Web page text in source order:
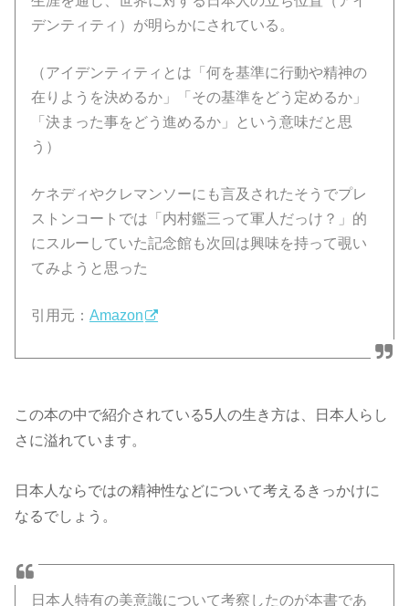
デンティティ）が明らかにされている。
（アイデンティティとは「何を基準に行動や精神の
在りようを決めるか」「その基準をどう定めるか」
「決まった事をどう進めるか」という意味だと思
う）
ケネディやクレマンソーにも言及されたそうでプレ
ストンコートでは「内村鑑三って軍人だっけ？」的
にスルーしていた記念館も次回は興味を持って覗い
てみようと思った
引用元：Amazon
この本の中で紹介されている5人の生き方は、日本人らし
さに溢れています。
日本人ならではの精神性などについて考えるきっかけに
なるでしょう。
日本人特有の美意識について考察したのが本書であ